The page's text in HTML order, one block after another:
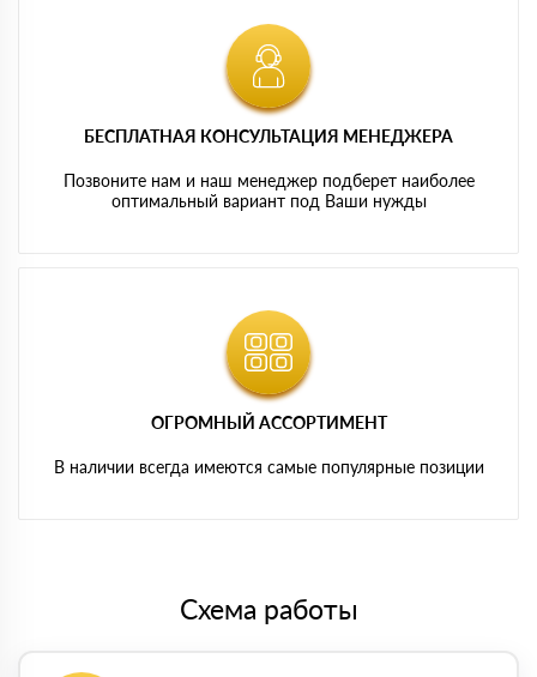
БЕСПЛАТНАЯ КОНСУЛЬТАЦИЯ МЕНЕДЖЕРА
Позвоните нам и наш менеджер подберет наиболее
оптимальный вариант под Ваши нужды
ОГРОМНЫЙ АССОРТИМЕНТ
В наличии всегда имеются самые популярные позиции
Схема работы